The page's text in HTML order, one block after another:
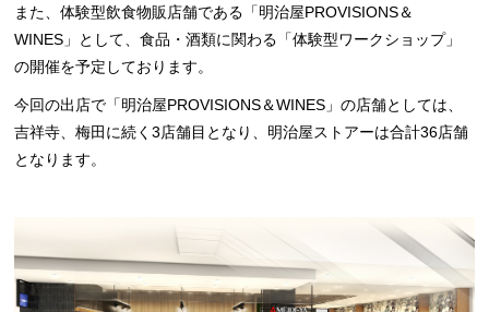
また、体験型飲食物販店舗である「明治屋PROVISIONS＆
WINES」として、食品・酒類に関わる「体験型ワークショップ」
の開催を予定しております。
今回の出店で「明治屋PROVISIONS＆WINES」の店舗としては、
吉祥寺、梅田に続く3店舗目となり、明治屋ストアーは合計36店舗
となります。